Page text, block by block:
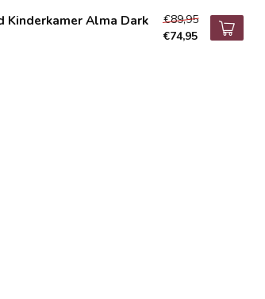
Alma Dark
€89,95
€74,95